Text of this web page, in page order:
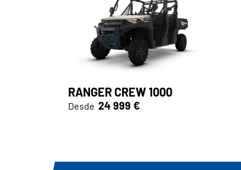
RANGER CREW 1000
Desde 24 999 €